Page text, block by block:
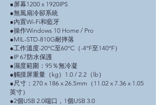
●屏幕1200 x 1920IPS
●無風扇冷卻系統
●內置Wi-Fi和藍牙
●操作Windows 10 Home / Pro
●MIL-STD-810G耐摔落
●工作溫度-20ºC至60ºC（-4ºF至140ºF）
●IP 67防水保護
●濕度範圍：95％無冷凝
●觸摸屏重量（kg）1.0 / 2.2（lb）
●尺寸：270 x 186 x 26.5mm（11.02 x 7.36 x 1.05
英寸）
●2個USB 2.0端口，1個USB 3.0